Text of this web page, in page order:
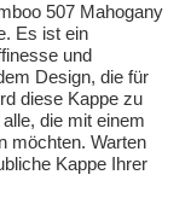
507 Mahogany
Es ist ein
und
Design, die für
diese Kappe zu
die mit einem
möchten. Warten
Kappe Ihrer